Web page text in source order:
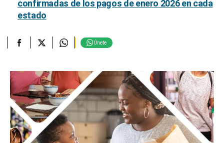
confirmadas de los pagos de enero 2026 en cada
estado
Únete